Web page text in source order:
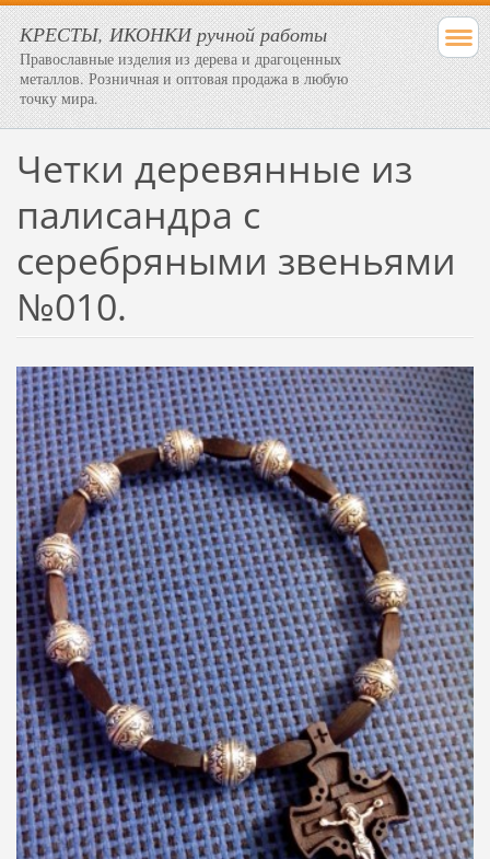
КРЕСТЫ, ИКОНКИ ручной работы
Православные изделия из дерева и драгоценных
металлов. Розничная и оптовая продажа в любую
точку мира.
Четки деревянные из
палисандра с
серебряными звеньями
№010.